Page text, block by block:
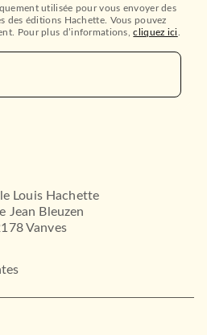
utilisée pour vous envoyer des
des éditions Hachette. Vous pouvez
Pour plus d’informations,cliquez ici
Louis Hachette
Jean Bleuzen
Vanves